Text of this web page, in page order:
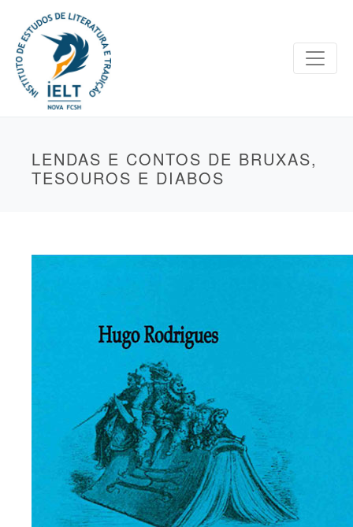
LENDAS E CONTOS DE BRUXAS,
TESOUROS E DIABOS